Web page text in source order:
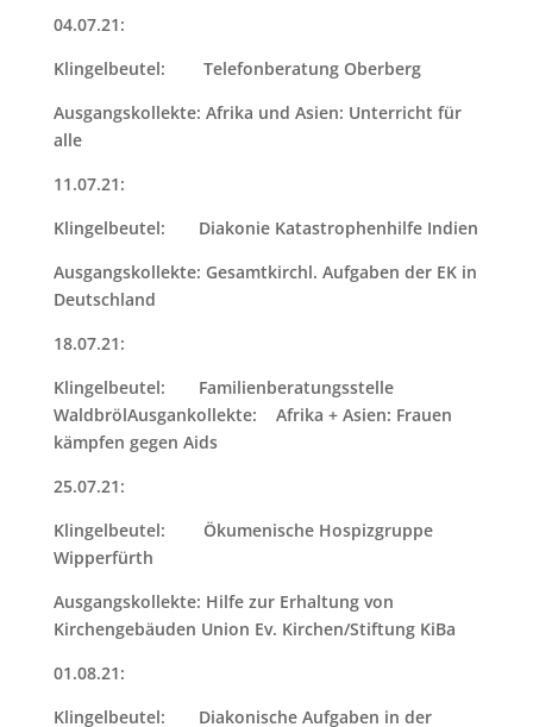
04.07.21:
Klingelbeutel: Telefonberatung Oberberg
Ausgangskollekte: Afrika und Asien: Unterricht für
alle
11.07.21:
Klingelbeutel: Diakonie Katastrophenhilfe Indien
Ausgangskollekte: Gesamtkirchl. Aufgaben der EK in
Deutschland
18.07.21:
Klingelbeutel: Familienberatungsstelle
WaldbrölAusgankollekte: Afrika + Asien: Frauen
kämpfen gegen Aids
25.07.21:
Klingelbeutel: Ökumenische Hospizgruppe
Wipperfürth
Ausgangskollekte: Hilfe zur Erhaltung von
Kirchengebäuden Union Ev. Kirchen/Stiftung KiBa
01.08.21:
Klingelbeutel: Diakonische Aufgaben in der